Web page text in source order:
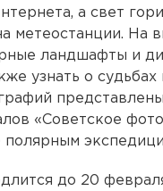
а свет
метеостанции. На
ландшафты и
узнать о
«Советское
до 20